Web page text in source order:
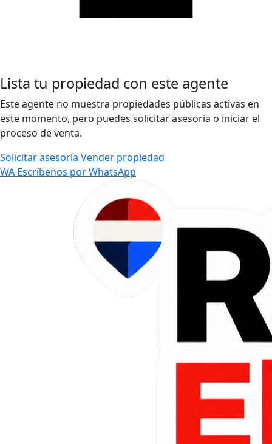
Lista tu propiedad con este agente
Este agente no muestra propiedades públicas activas en
este momento, pero puedes solicitar asesoría o iniciar el
proceso de venta.
Solicitar asesoría Vender propiedad
WA Escríbenos por WhatsApp